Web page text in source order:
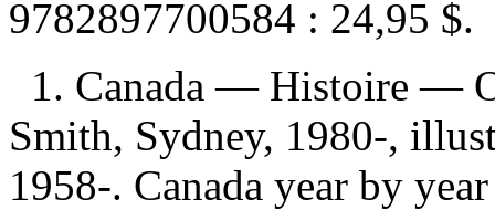
9782897700584 : 24,95 $.
1. Canada — Histoire —
Smith, Sydney, 1980-,
1958-. Canada year by